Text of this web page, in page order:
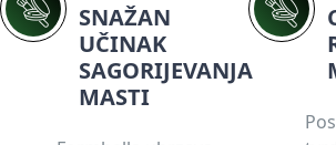
SNAŽAN
UČINAK
SAGORIJEVANJA
MASTI